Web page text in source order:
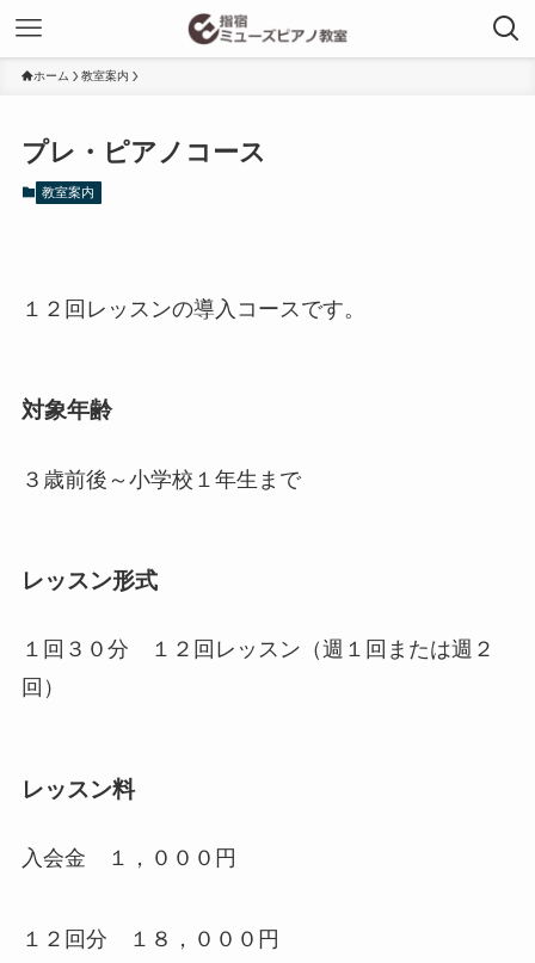
ホーム 教室案内
プレ・ピアノコース
教室案内
１２回レッスンの導入コースです。
対象年齢
３歳前後～小学校１年生まで
レッスン形式
１回３０分 １２回レッスン（週１回または週２
回）
レッスン料
入会金 １，０００円
１２回分 １８，０００円